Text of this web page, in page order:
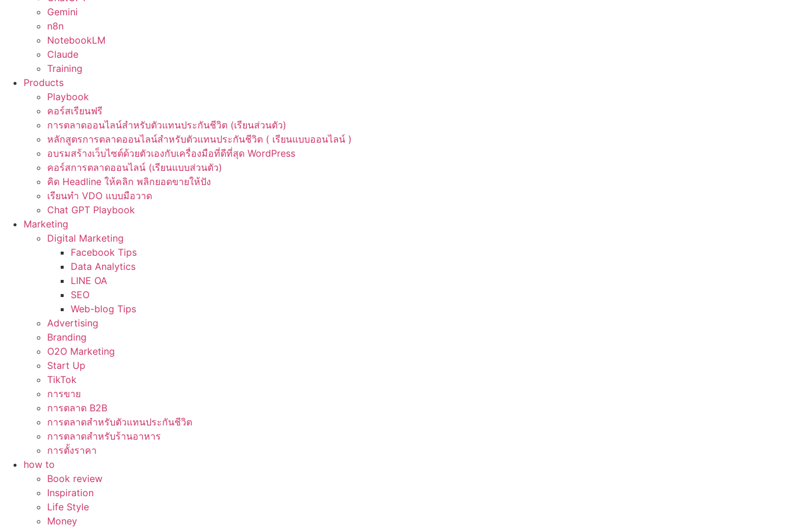
Gemini
n8n
NotebookLM
Claude
Training
Products
Playbook
คอร์สเรียนฟรี
การตลาดออนไลน์สำหรับตัวแทนประกันชีวิต (เรียนส่วนตัว)
หลักสูตรการตลาดออนไลน์สำหรับตัวแทนประกันชีวิต ( เรียนแบบออนไลน์ )
อบรมสร้างเว็บไซต์ด้วยตัวเองกับเครื่องมือที่ดีที่สุด WordPress
คอร์สการตลาดออนไลน์ (เรียนแบบส่วนตัว)
คิด Headline ให้คลิก พลิกยอดขายให้ปัง
เรียนทำ VDO แบบมือวาด
Chat GPT Playbook
Marketing
Digital Marketing
Facebook Tips
Data Analytics
LINE OA
SEO
Web-blog Tips
Advertising
Branding
O2O Marketing
Start Up
TikTok
การขาย
การตลาด B2B
การตลาดสำหรับตัวแทนประกันชีวิต
การตลาดสำหรับร้านอาหาร
การตั้งราคา
how to
Book review
Inspiration
Life Style
Money